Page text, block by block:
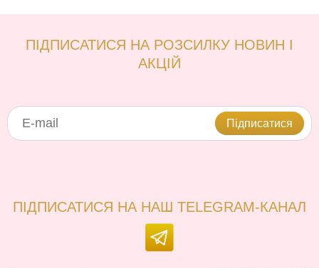
ПІДПИСАТИСЯ НА РОЗСИЛКУ НОВИН І
АКЦІЙ
Підписатися
ПІДПИСАТИСЯ НА НАШ TELEGRAM-КАНАЛ